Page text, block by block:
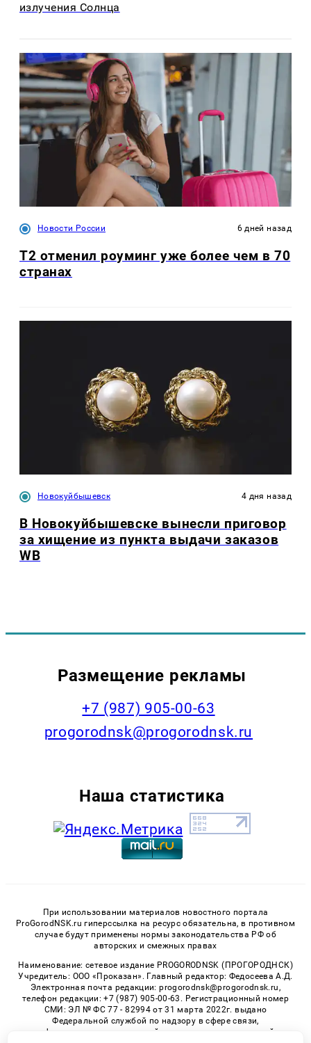
излучения Солнца
Новости России 6 дней назад
Т2 отменил роуминг уже более чем в 70
странах
Новокуйбышевск 4 дня назад
В Новокуйбышевске вынесли приговор
за хищение из пункта выдачи заказов
WB
Размещение рекламы
+7 (987) 905-00-63
progorodnsk@progorodnsk.ru
Наша статистика
При использовании материалов новостного портала
ProGorodNSK.ru гиперссылка на ресурс обязательна, в противном
случае будут применены нормы законодательства РФ об
авторских и смежных правах
Наименование: сетевое издание PROGORODNSK (ПРОГОРОДНСК)
Учредитель: ООО «Проказан». Главный редактор: Федосеева А.Д.
Электронная почта редакции: progorodnsk@progorodnsk.ru,
телефон редакции: +7 (987) 905-00-63. Регистрационный номер
СМИ: ЭЛ № ФС 77 - 82994 от 31 марта 2022г. выдано
Федеральной службой по надзору в сфере связи,
информационных технологий и массовых коммуникаций.